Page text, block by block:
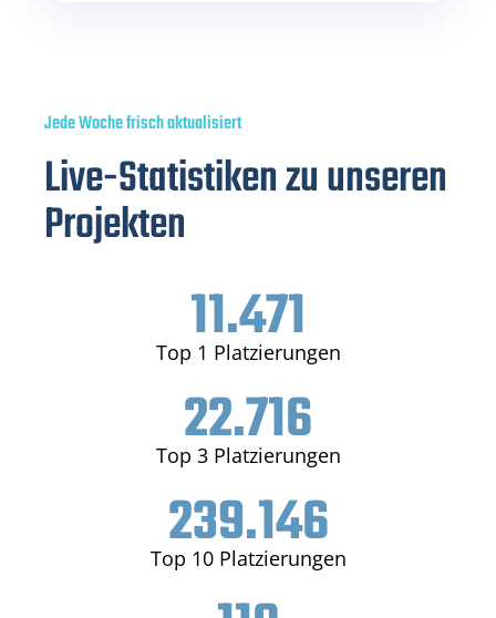
Jede Woche frisch aktualisiert
Live-Statistiken zu unseren
Projekten
Top 1 Platzierungen
11.471
Top 3 Platzierungen
22.716
Top 10 Platzierungen
239.146